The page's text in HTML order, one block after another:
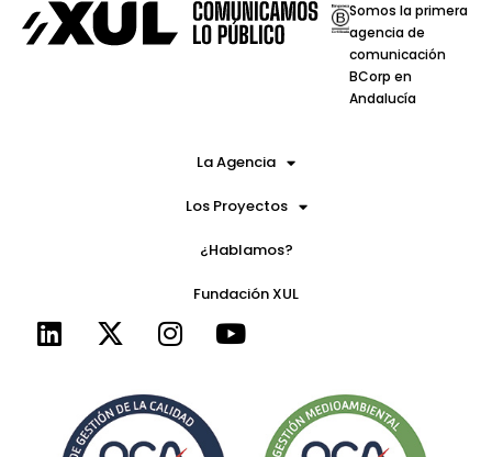
Somos la primera
agencia de
comunicación
BCorp en
Andalucía
La Agencia
Los Proyectos
¿Hablamos?
Fundación XUL